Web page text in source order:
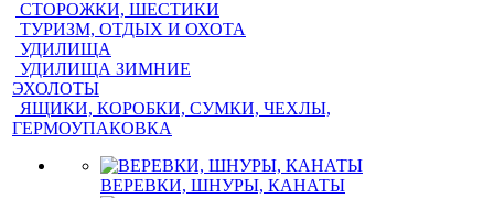
СТОРОЖКИ, ШЕСТИКИ
ТУРИЗМ, ОТДЫХ И ОХОТА
УДИЛИЩА
УДИЛИЩА ЗИМНИЕ
ЭХОЛОТЫ
ЯЩИКИ, КОРОБКИ, СУМКИ, ЧЕХЛЫ,
ГЕРМОУПАКОВКА
ВЕРЕВКИ, ШНУРЫ, КАНАТЫ